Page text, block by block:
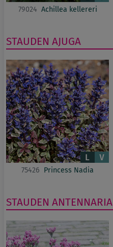
79024 Achillea kellereri
STAUDEN AJUGA
75426 Princess Nadia
STAUDEN ANTENNARIA